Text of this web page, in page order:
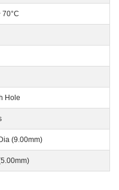
70°C
Hole
(9.00mm)